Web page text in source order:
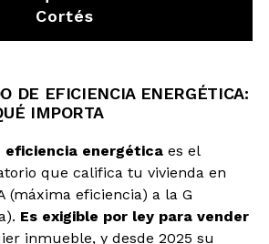
Cortés
DE EFICIENCIA ENERGÉTICA:
IMPORTA
energética es el
que califica tu vivienda en
(máxima eficiencia) a la G
Es exigible por ley para vender
inmueble, y desde 2025 su